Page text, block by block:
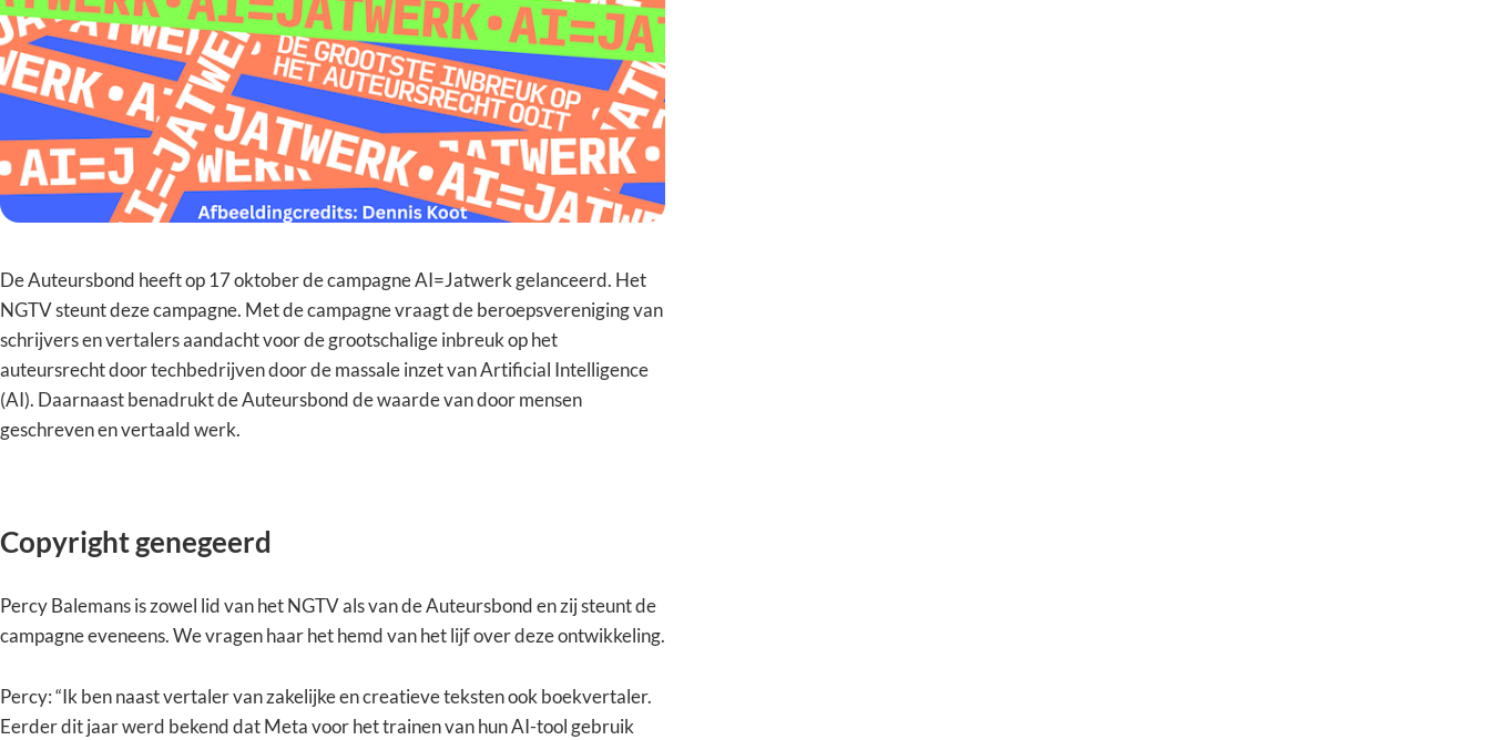
De Auteursbond heeft op 17 oktober de campagne AI=Jatwerk gelanceerd. Het
NGTV steunt deze campagne. Met de campagne vraagt de beroepsvereniging van
schrijvers en vertalers aandacht voor de grootschalige inbreuk op het
auteursrecht door techbedrijven door de massale inzet van Artificial Intelligence
(AI). Daarnaast benadrukt de Auteursbond de waarde van door mensen
geschreven en vertaald werk.
Copyright genegeerd
Percy Balemans is zowel lid van het NGTV als van de Auteursbond en zij steunt de
campagne eveneens. We vragen haar het hemd van het lijf over deze ontwikkeling.
Percy: “Ik ben naast vertaler van zakelijke en creatieve teksten ook boekvertaler.
Eerder dit jaar werd bekend dat Meta voor het trainen van hun AI-tool gebruik